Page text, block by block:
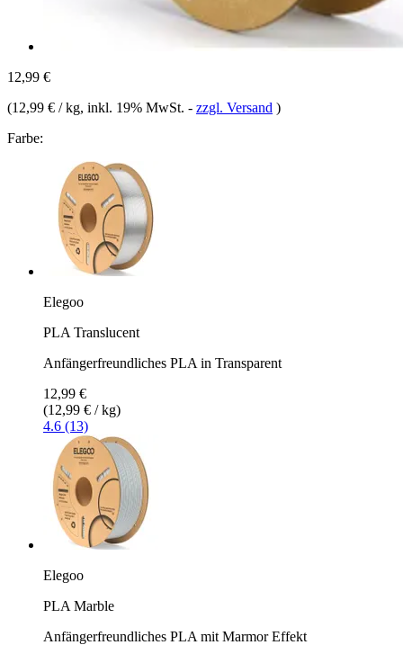
12,99 €
(12,99 € / kg, inkl. 19% MwSt. - zzgl. Versand )
Farbe:
Elegoo
PLA Translucent
Anfängerfreundliches PLA in Transparent
12,99 €
(12,99 € / kg)
4.6 (13)
Elegoo
PLA Marble
Anfängerfreundliches PLA mit Marmor Effekt